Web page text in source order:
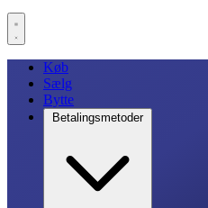
Køb
Sælg
Bytte
Betalingsmetoder